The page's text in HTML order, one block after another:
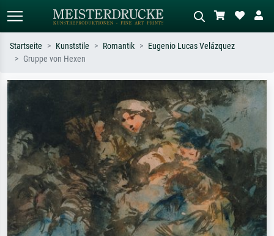
Suchen Sie nach Künstlern, Werktiteln
oder Stilen – z.B. Monet,
Sternennacht, Impressionismus, Welle
Hokusai, Akt.
Beschreiben Sie die Szene – z.B. Grüne
Wiese, Abstrakt mit viel Rot, Dunkles
Ölgemälde, Stehender Akt neben einem
Baum.
Startseite Kunststile Romantik
Eugenio Lucas Velázquez
Gruppe von Hexen